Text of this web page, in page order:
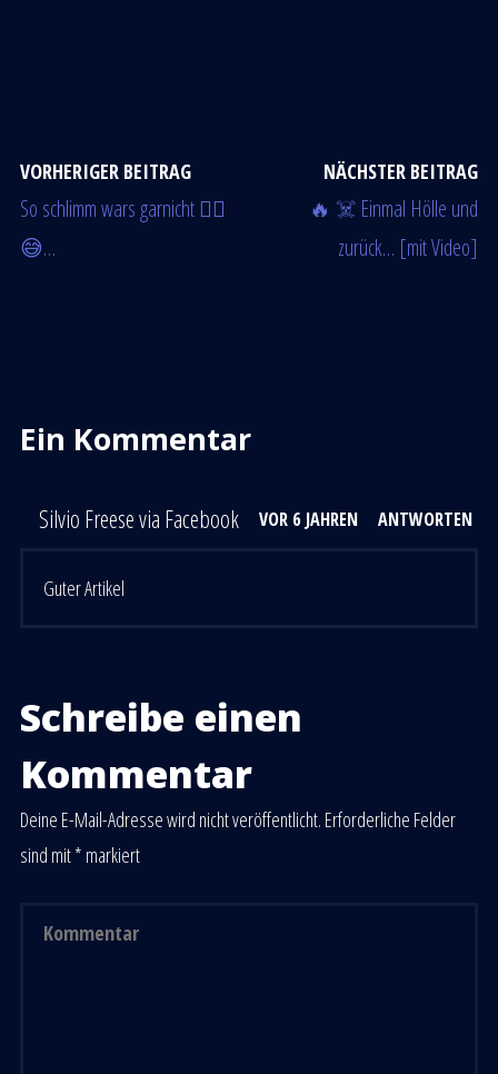
VORHERIGER BEITRAG
So schlimm wars garnicht 🤷‍♂️
😅…
NÄCHSTER BEITRAG
🔥 ☠️ Einmal Hölle und
zurück… [mit Video]
Ein Kommentar
Silvio Freese via Facebook VOR 6 JAHREN ANTWORTEN
Guter Artikel
Schreibe einen
Kommentar
Deine E-Mail-Adresse wird nicht veröffentlicht. Erforderliche Felder
sind mit* markiert